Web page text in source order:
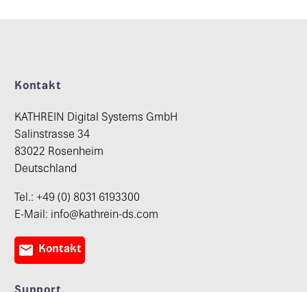
Kontakt
KATHREIN Digital Systems GmbH
Salinstrasse 34
83022 Rosenheim
Deutschland
Tel.: +49 (0) 8031 6193300
E-Mail: info@kathrein-ds.com
 Kontakt